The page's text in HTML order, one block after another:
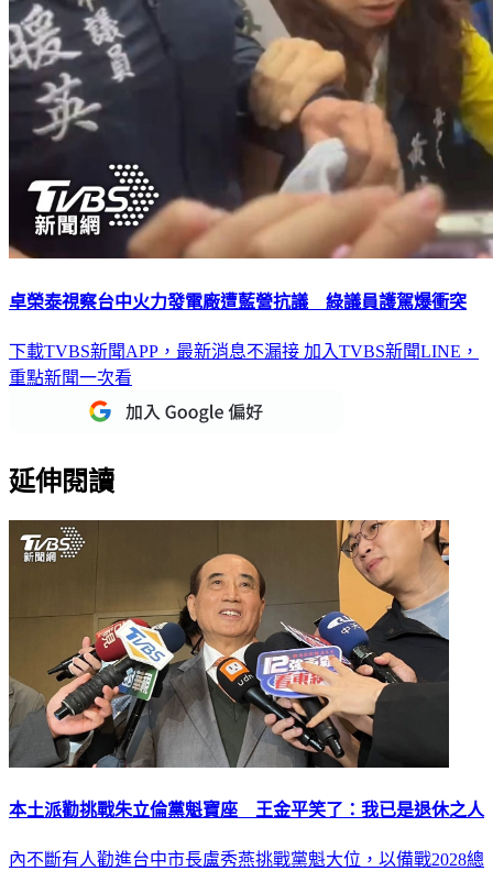
卓榮泰視察台中火力發電廠遭藍營抗議 綠議員護駕爆衝突
下載TVBS新聞APP，最新消息不漏接 加入TVBS新聞LINE，
重點新聞一次看
延伸閱讀
本土派勸挑戰朱立倫黨魁寶座 王金平笑了：我已是退休之人
內不斷有人勸進台中市長盧秀燕挑戰黨魁大位，以備戰2028總